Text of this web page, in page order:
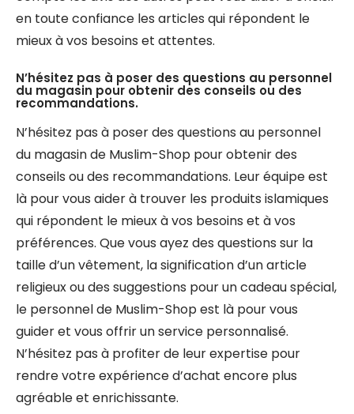
en toute confiance les articles qui répondent le
mieux à vos besoins et attentes.
N’hésitez pas à poser des questions au personnel
du magasin pour obtenir des conseils ou des
recommandations.
N’hésitez pas à poser des questions au personnel
du magasin de Muslim-Shop pour obtenir des
conseils ou des recommandations. Leur équipe est
là pour vous aider à trouver les produits islamiques
qui répondent le mieux à vos besoins et à vos
préférences. Que vous ayez des questions sur la
taille d’un vêtement, la signification d’un article
religieux ou des suggestions pour un cadeau spécial,
le personnel de Muslim-Shop est là pour vous
guider et vous offrir un service personnalisé.
N’hésitez pas à profiter de leur expertise pour
rendre votre expérience d’achat encore plus
agréable et enrichissante.